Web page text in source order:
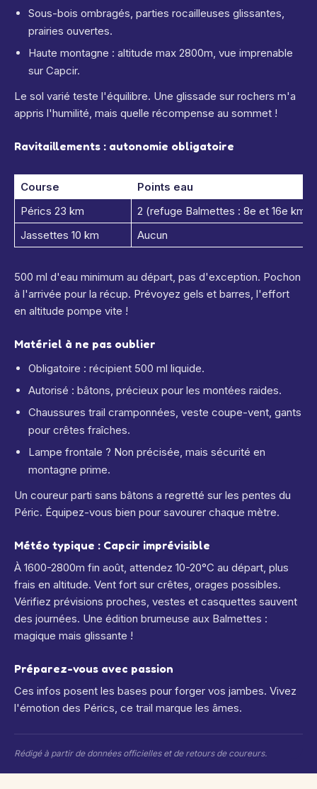
Sous-bois ombragés, parties rocailleuses glissantes,
prairies ouvertes.
Haute montagne : altitude max 2800m, vue imprenable
sur Capcir.
Le sol varié teste l'équilibre. Une glissade sur rochers m'a
appris l'humilité, mais quelle récompense au sommet !
Ravitaillements : autonomie obligatoire
Course
Points eau
Pérics 23 km
2 (refuge Balmettes : 8e et 16e km)
Jassettes 10 km
Aucun
500 ml d'eau minimum au départ, pas d'exception. Pochon
à l'arrivée pour la récup. Prévoyez gels et barres, l'effort
en altitude pompe vite !
Matériel à ne pas oublier
Obligatoire : récipient 500 ml liquide.
Autorisé : bâtons, précieux pour les montées raides.
Chaussures trail cramponnées, veste coupe-vent, gants
pour crêtes fraîches.
Lampe frontale ? Non précisée, mais sécurité en
montagne prime.
Un coureur parti sans bâtons a regretté sur les pentes du
Péric. Équipez-vous bien pour savourer chaque mètre.
Météo typique : Capcir imprévisible
À 1600-2800m fin août, attendez 10-20°C au départ, plus
frais en altitude. Vent fort sur crêtes, orages possibles.
Vérifiez prévisions proches, vestes et casquettes sauvent
des journées. Une édition brumeuse aux Balmettes :
magique mais glissante !
Préparez-vous avec passion
Ces infos posent les bases pour forger vos jambes. Vivez
l'émotion des Pérics, ce trail marque les âmes.
Rédigé à partir de données officielles et de retours de coureurs.